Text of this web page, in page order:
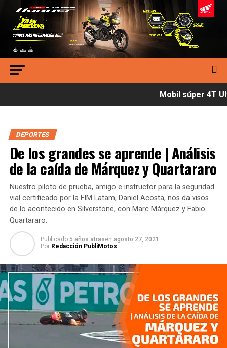
Mobil súper 4T
DEPORTES
De los grandes se aprende | Análisis
de la caída de Márquez y Quartararo
Nuestro piloto de prueba, amigo e instructor para la seguridad
vial certificado por la FIM Latam, Daniel Acosta, nos da visos
de lo acontecido en Silverstone, con Marc Márquez y Fabio
Quartararo.
Publicado 5 años atrasen agosto 27, 2021
Por Redacción PubliMotos